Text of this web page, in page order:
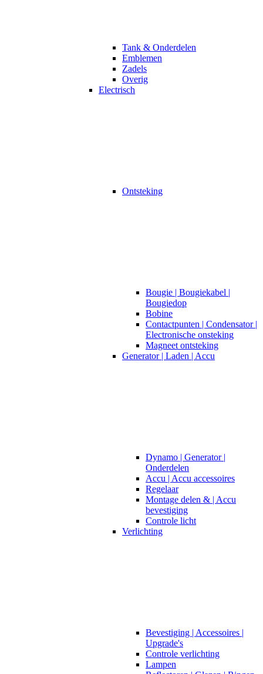
Tank & Onderdelen
Emblemen
Zadels
Overig
Electrisch
Ontsteking
Bougie | Bougiekabel |
Bougiedop
Bobine
Contactpunten | Condensator |
Electronische onsteking
Magneet ontsteking
Generator | Laden | Accu
Dynamo | Generator |
Onderdelen
Accu | Accu accessoires
Regelaar
Montage delen & | Accu
bevestiging
Controle licht
Verlichting
Bevestiging | Accessoires |
Upgrade's
Controle verlichting
Lampen